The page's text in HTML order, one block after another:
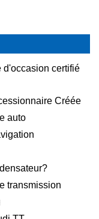
d'occasion certifié
Créée
auto
transmission